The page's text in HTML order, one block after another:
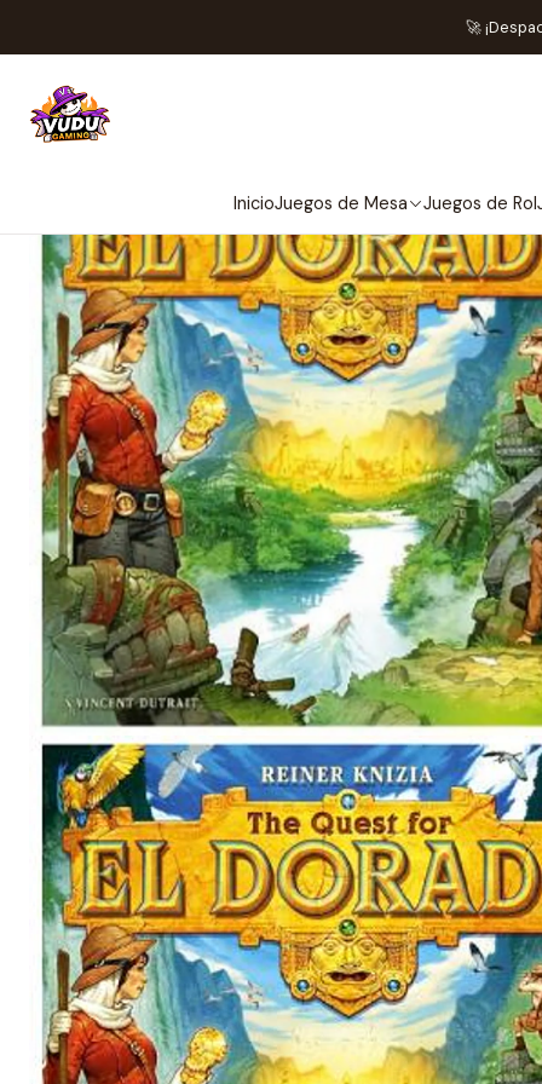
InicioJuegos de Mesa Juegos de Rol
🚀
Inicio